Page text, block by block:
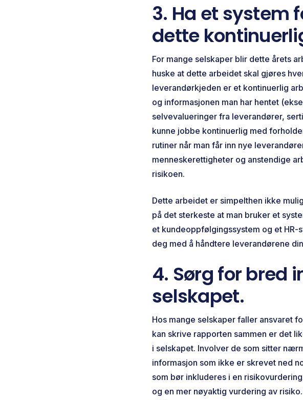
3. Ha et system
dette
For mange selskaper blir dette årets
huske at dette arbeidet skal gjøres
leverandørkjeden er et kontinuerlig
og informasjonen man har hentet
selvevalueringer fra leverandører,
kunne jobbe kontinuerlig med
rutiner når man får inn nye
menneskerettigheter og anstendige
risikoen.
Dette arbeidet er simpelthen ikke
på det sterkeste at man bruker et
et kundeoppfølgingssystem og et HR-
deg med å håndtere leverandørene
4. Sørg for bred
selskapet.
Hos mange selskaper faller ansvaret
kan skrive rapporten sammen er det
i selskapet. Involver de som sitter
informasjon som ikke er skrevet ned
som bør inkluderes i en
og en mer nøyaktig vurdering av